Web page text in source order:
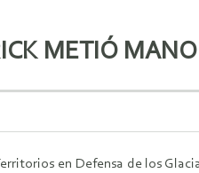
METIÓ
en Defensa de los